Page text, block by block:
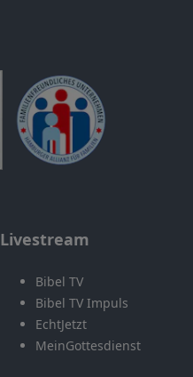
Livestream
Bibel TV
Bibel TV Impuls
EchtJetzt
MeinGottesdienst